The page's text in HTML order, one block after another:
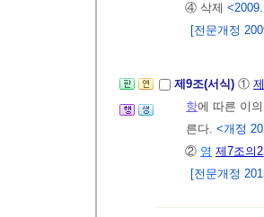
④ 삭제
[전문개정
제9조(서식) ①
항에 따른 이
른다. <개정
② 영 제7조의2
[전문개정